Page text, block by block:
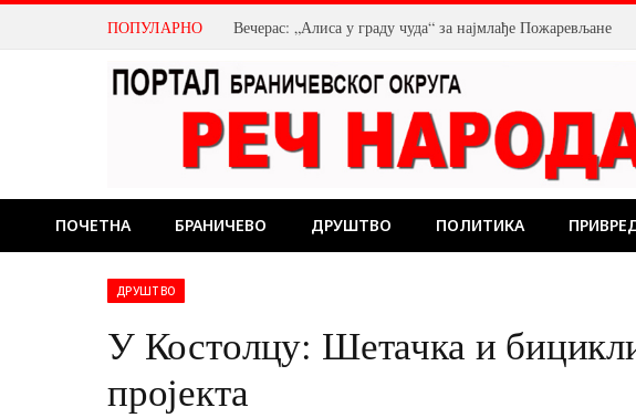
ПОПУЛАРНО Како да пријавите стање водомера?
ПОЧЕТНА БРАНИЧЕВО ДРУШТВО ПОЛИТИКА
ДРУШТВО
У Костолцу: Шетачка и
пројекта